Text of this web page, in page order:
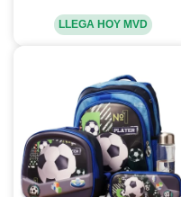
LLEGA HOY MVD